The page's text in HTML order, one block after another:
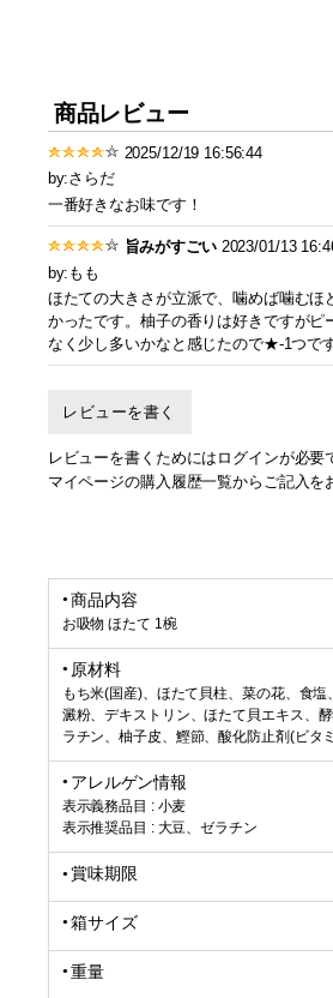
商品レビュー
2025/12/19 16:56:44
by:さらだ
一番好きなお味です！
旨みがすごい2023/01/13
by:もも
ほたての大きさが立派で、噛めば噛むほ
かったです。柚子の香りは好きですがピ
なく少し多いかなと感じたので★-1つです
レビューを書く
レビューを書くためにはログインが必要
マイページの購入履歴一覧からご記入を
商品内容
お吸物 ほたて 1椀
原材料
もち米(国産)、ほたて貝柱、菜の花、食塩
澱粉、デキストリン、ほたて貝エキス、
ラチン、柚子皮、鰹節、酸化防止剤(ビタ
アレルゲン情報
表示義務品目 : 小麦
表示推奨品目 : 大豆、ゼラチン
賞味期限
箱サイズ
重量